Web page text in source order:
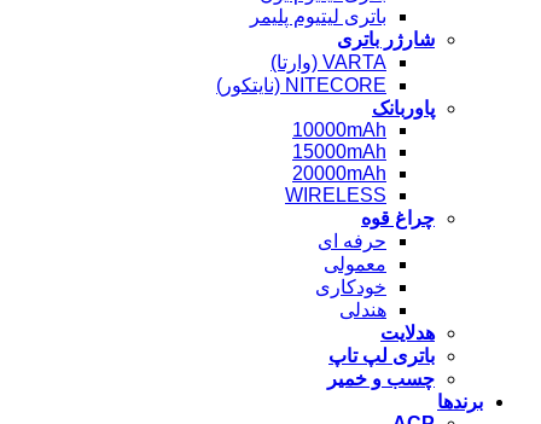
باتری لیتیوم پلیمر
شارژر باتری
VARTA (وارتا)
NITECORE (نایتکور)
پاوربانک
10000mAh
15000mAh
20000mAh
WIRELESS
چراغ قوه
حرفه ای
معمولی
خودکاری
هندلی
هدلایت
باتری لپ تاپ
چسب و خمیر
برندها